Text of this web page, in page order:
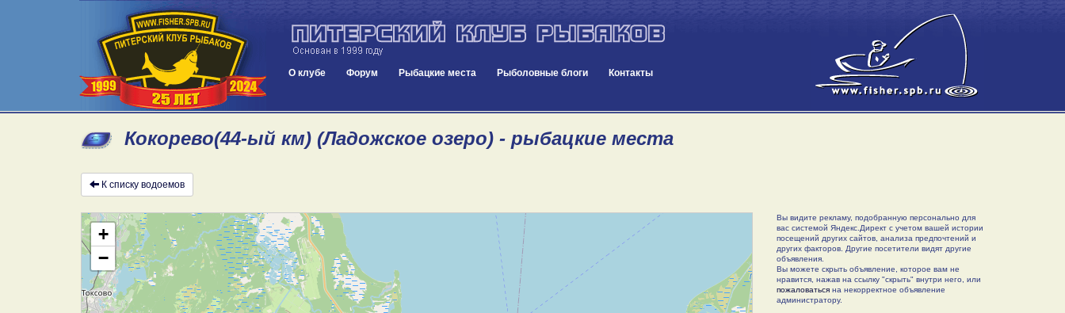
О клубе Форум Рыбацкие места Рыболовные блоги Контакты
Кокорево(44-ый км) (Ладожское озеро) - рыбацкие места
К списку водоемов
+
−
Вы видите рекламу, подобранную персонально для
вас системой Яндекс.Директ с учетом вашей истории
посещений других сайтов, анализа предпочтений и
других факторов. Другие посетители видят другие
объявления.
Вы можете скрыть объявление, которое вам не
нравится, нажав на ссылку "скрыть" внутри него, или
пожаловатьсяна некорректное объявление
администратору.